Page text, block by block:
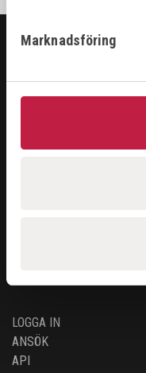
Marknadsföring
ARBETSPLATS
LOGGA IN
ANSÖK
API